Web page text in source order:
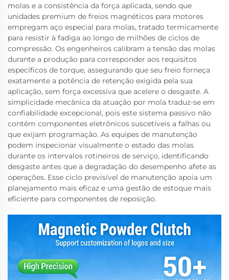
molas e a consistência da força aplicada, sendo que
unidades premium de freios magnéticos para motores
empregam aço especial para molas, tratado termicamente
para resistir à fadiga ao longo de milhões de ciclos de
compressão. Os engenheiros calibram a tensão das molas
durante a produção para corresponder aos requisitos
específicos de torque, assegurando que seu freio forneça
exatamente a potência de retenção exigida pela sua
aplicação, sem força excessiva que acelere o desgaste. A
simplicidade mecânica da atuação por mola traduz-se em
confiabilidade excepcional, pois este sistema passivo não
contém componentes eletrônicos suscetíveis a falhas ou
que exijam programação. As equipes de manutenção
podem inspecionar visualmente o estado das molas
durante os intervalos rotineiros de serviço, identificando
desgaste antes que a degradação do desempenho afete as
operações. Esse ciclo previsível de manutenção apoia um
planejamento mais eficaz e uma gestão de estoque mais
eficiente para componentes de reposição.